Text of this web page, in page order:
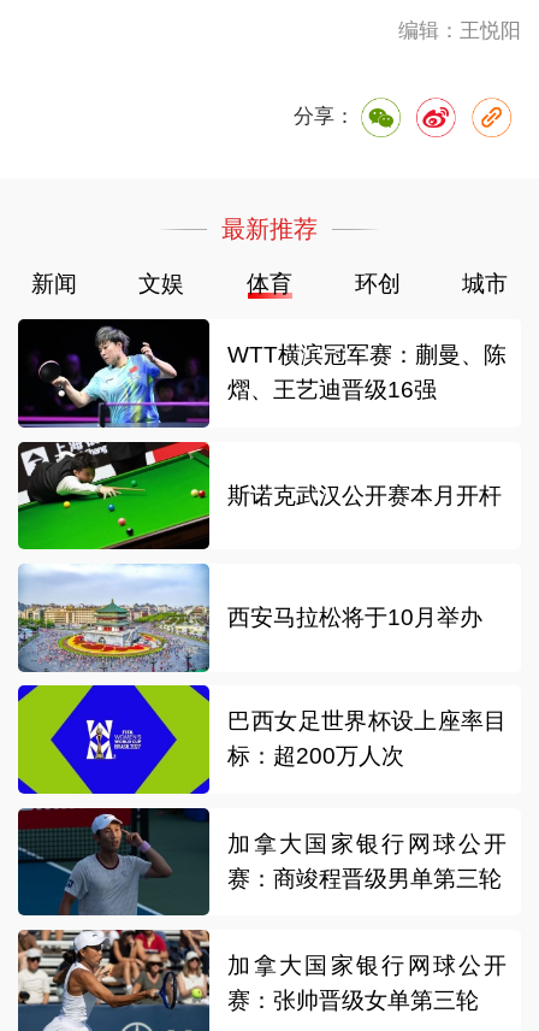
编辑：王悦阳
分享：
最新推荐
新闻 文娱 体育 环创 城市
WTT横滨冠军赛：蒯曼、陈
熠、王艺迪晋级16强
斯诺克武汉公开赛本月开杆
西安马拉松将于10月举办
巴西女足世界杯设上座率目
标：超200万人次
加拿大国家银行网球公开
赛：商竣程晋级男单第三轮
加拿大国家银行网球公开
赛：张帅晋级女单第三轮